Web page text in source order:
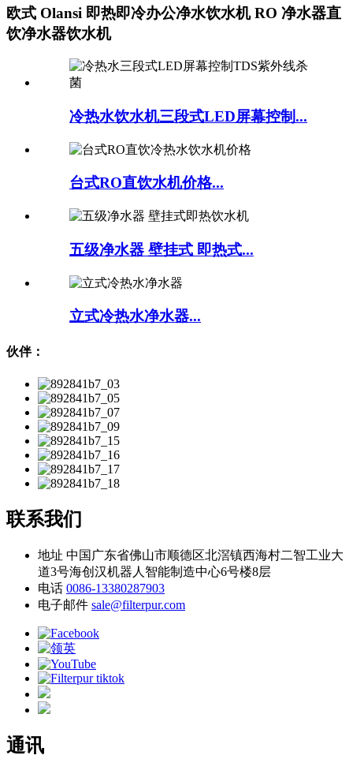
欧式 Olansi 即热即冷办公净水饮水机 RO 净水器直
饮净水器饮水机
冷热水饮水机三段式LED屏幕控制...
台式RO直饮水机价格...
五级净水器 壁挂式 即热式...
立式冷热水净水器...
伙伴：
联系我们
地址 中国广东省佛山市顺德区北滘镇西海村二智工业大
道3号海创汉机器人智能制造中心6号楼8层
电话 0086-13380287903
电子邮件 sale@filterpur.com
通讯